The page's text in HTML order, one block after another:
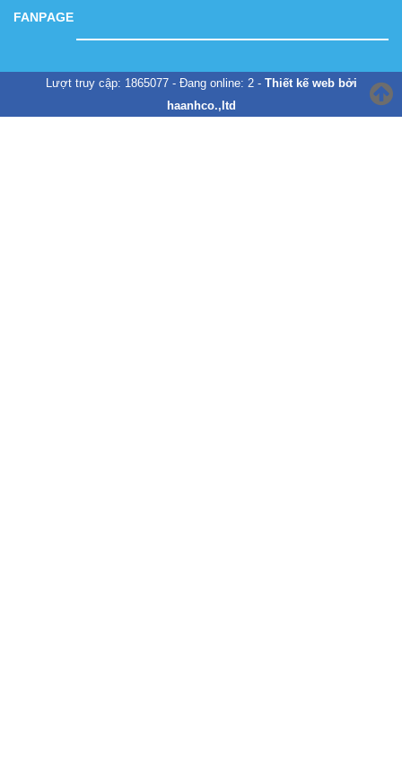
FANPAGE
Lượt truy cập: 1865077 - Đang online: 2 - Thiết kế web bởi
haanhco.,ltd